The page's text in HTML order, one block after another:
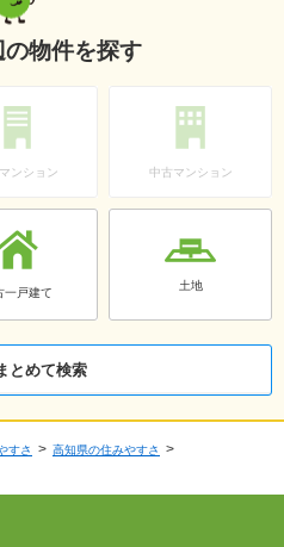
物件を探す
ンション 中古マンション
一戸建て
土地
とめて検索
すさ
高知県の住みやすさ